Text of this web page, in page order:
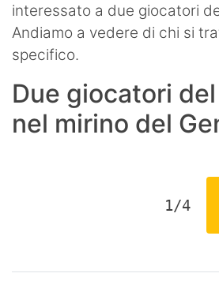
interessato a due giocatori
Andiamo a vedere di chi si
specifico.
Due giocatori
nel mirino del
1/4